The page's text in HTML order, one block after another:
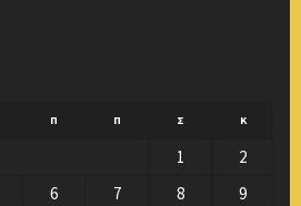
Π Π Σ Κ
1
2
6 7 8
9